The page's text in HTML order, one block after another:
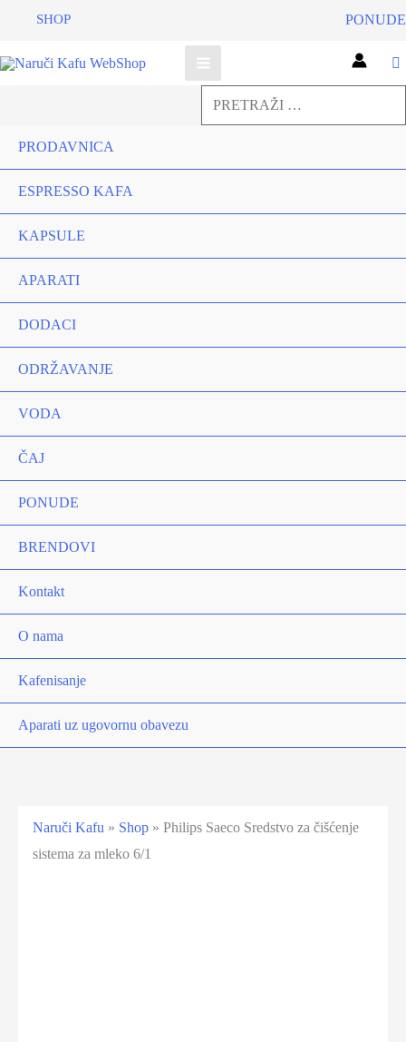
SHOP PONUDE
Pretraga
za:
PRODAVNICA
ESPRESSO KAFA
KAPSULE
APARATI
DODACI
ODRŽAVANJE
VODA
ČAJ
PONUDE
BRENDOVI
Kontakt
O nama
Kafenisanje
Aparati uz ugovornu obavezu
Naruči Kafu » Shop » Philips Saeco Sredstvo za čišćenje
sistema za mleko 6/1